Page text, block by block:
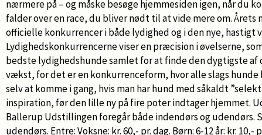
nærmere på – og måske besøge hjemmesiden igen, når du
falder over en race, du bliver nødt til at vide mere om. Årets
officielle konkurrencer i både lydighed og i den nye, hastigt
Lydighedskonkurrencerne viser en præcision i øvelserne,
bedste lydighedshunde samlet for at finde den dygtigste af
vækst, for det er en konkurrenceform, hvor alle slags hunde
selv at komme i gang, hvis man har hund med såkaldt
inspiration, før den lille ny på fire poter indtager hjemmet.
Ballerup Udstillingen foregår både indendørs og
udendørs. Entre: Voksne: kr. 60,- pr. dag. Børn: 6-12 år: kr.